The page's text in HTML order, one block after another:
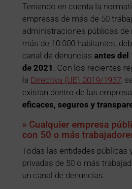
Teniendo en cuenta la
empresas de más de 50
administraciones públicas de
más de 10.000 habitantes,
canal de denuncias antes del
de 2021 . Con los recientes
la Directiva (UE) 2019/1937,
existan dentro de las
eficaces, seguros y
» Cualquier empresa
con 50 o más
Todas las entidades públicas
privadas de 50 o más
un canal de denuncias.